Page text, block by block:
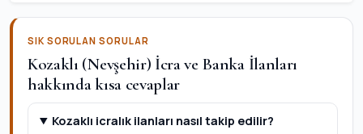
SIK SORULAN SORULAR
Kozaklı (Nevşehir) İcra ve Banka İlanları
hakkında kısa cevaplar
Kozaklı icralık ilanları nasıl takip edilir?